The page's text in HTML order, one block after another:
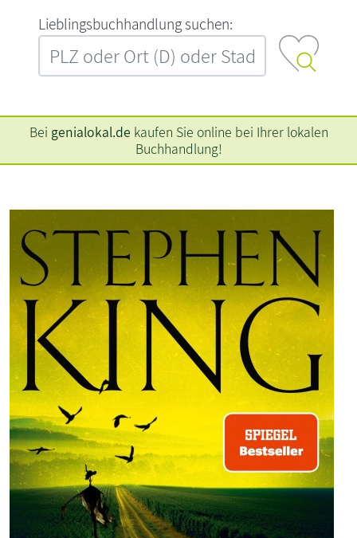
L‍i‍e‍b‍l‍i‍n‍g‍s‍b‍u‍c‍h‍h‍a‍n‍d‍l‍u‍n‍g‍ ‍s‍u‍c‍h‍e‍n‍:‍
Bei genialokal.de kaufen Sie online bei Ihrer lokalen
Buchhandlung!